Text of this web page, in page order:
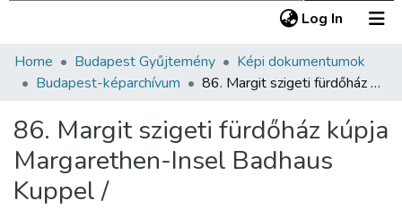
Log In (current)
Communities & Collections
Statistics
About us
Home Budapest Gyűjtemény
Képi dokumentumok
Budapest-képarchívum
86. Margit szigeti fürdőház kúpja Margarethen-Insel Badhaus Kuppel /
86. Margit szigeti fürdőház kúpja
Margarethen-Insel Badhaus
Kuppel /